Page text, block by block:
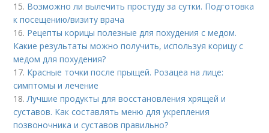
15. Возможно ли вылечить простуду за сутки. Подготовка
к посещению/визиту врача
16. Рецепты корицы полезные для похудения с медом.
Какие результаты можно получить, используя корицу с
медом для похудения?
17. Красные точки после прыщей. Розацеа на лице:
симптомы и лечение
18.Лучшие продукты для восстановления хрящей и
суставов. Как составлять меню для укрепления
позвоночника и суставов правильно?